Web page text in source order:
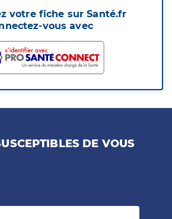
votre fiche sur Santé.fr
vous avec
DE VOUS